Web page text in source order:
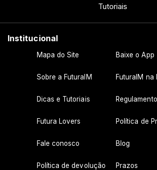
Tutoriais
Institucional
Mapa do Site Baixe o App
Sobre a FuturaIM FuturaIM na
Dicas e Tutoriais Regulamento
Futura Lovers Política de
Fale conosco Blog
Política de devolução Prazos